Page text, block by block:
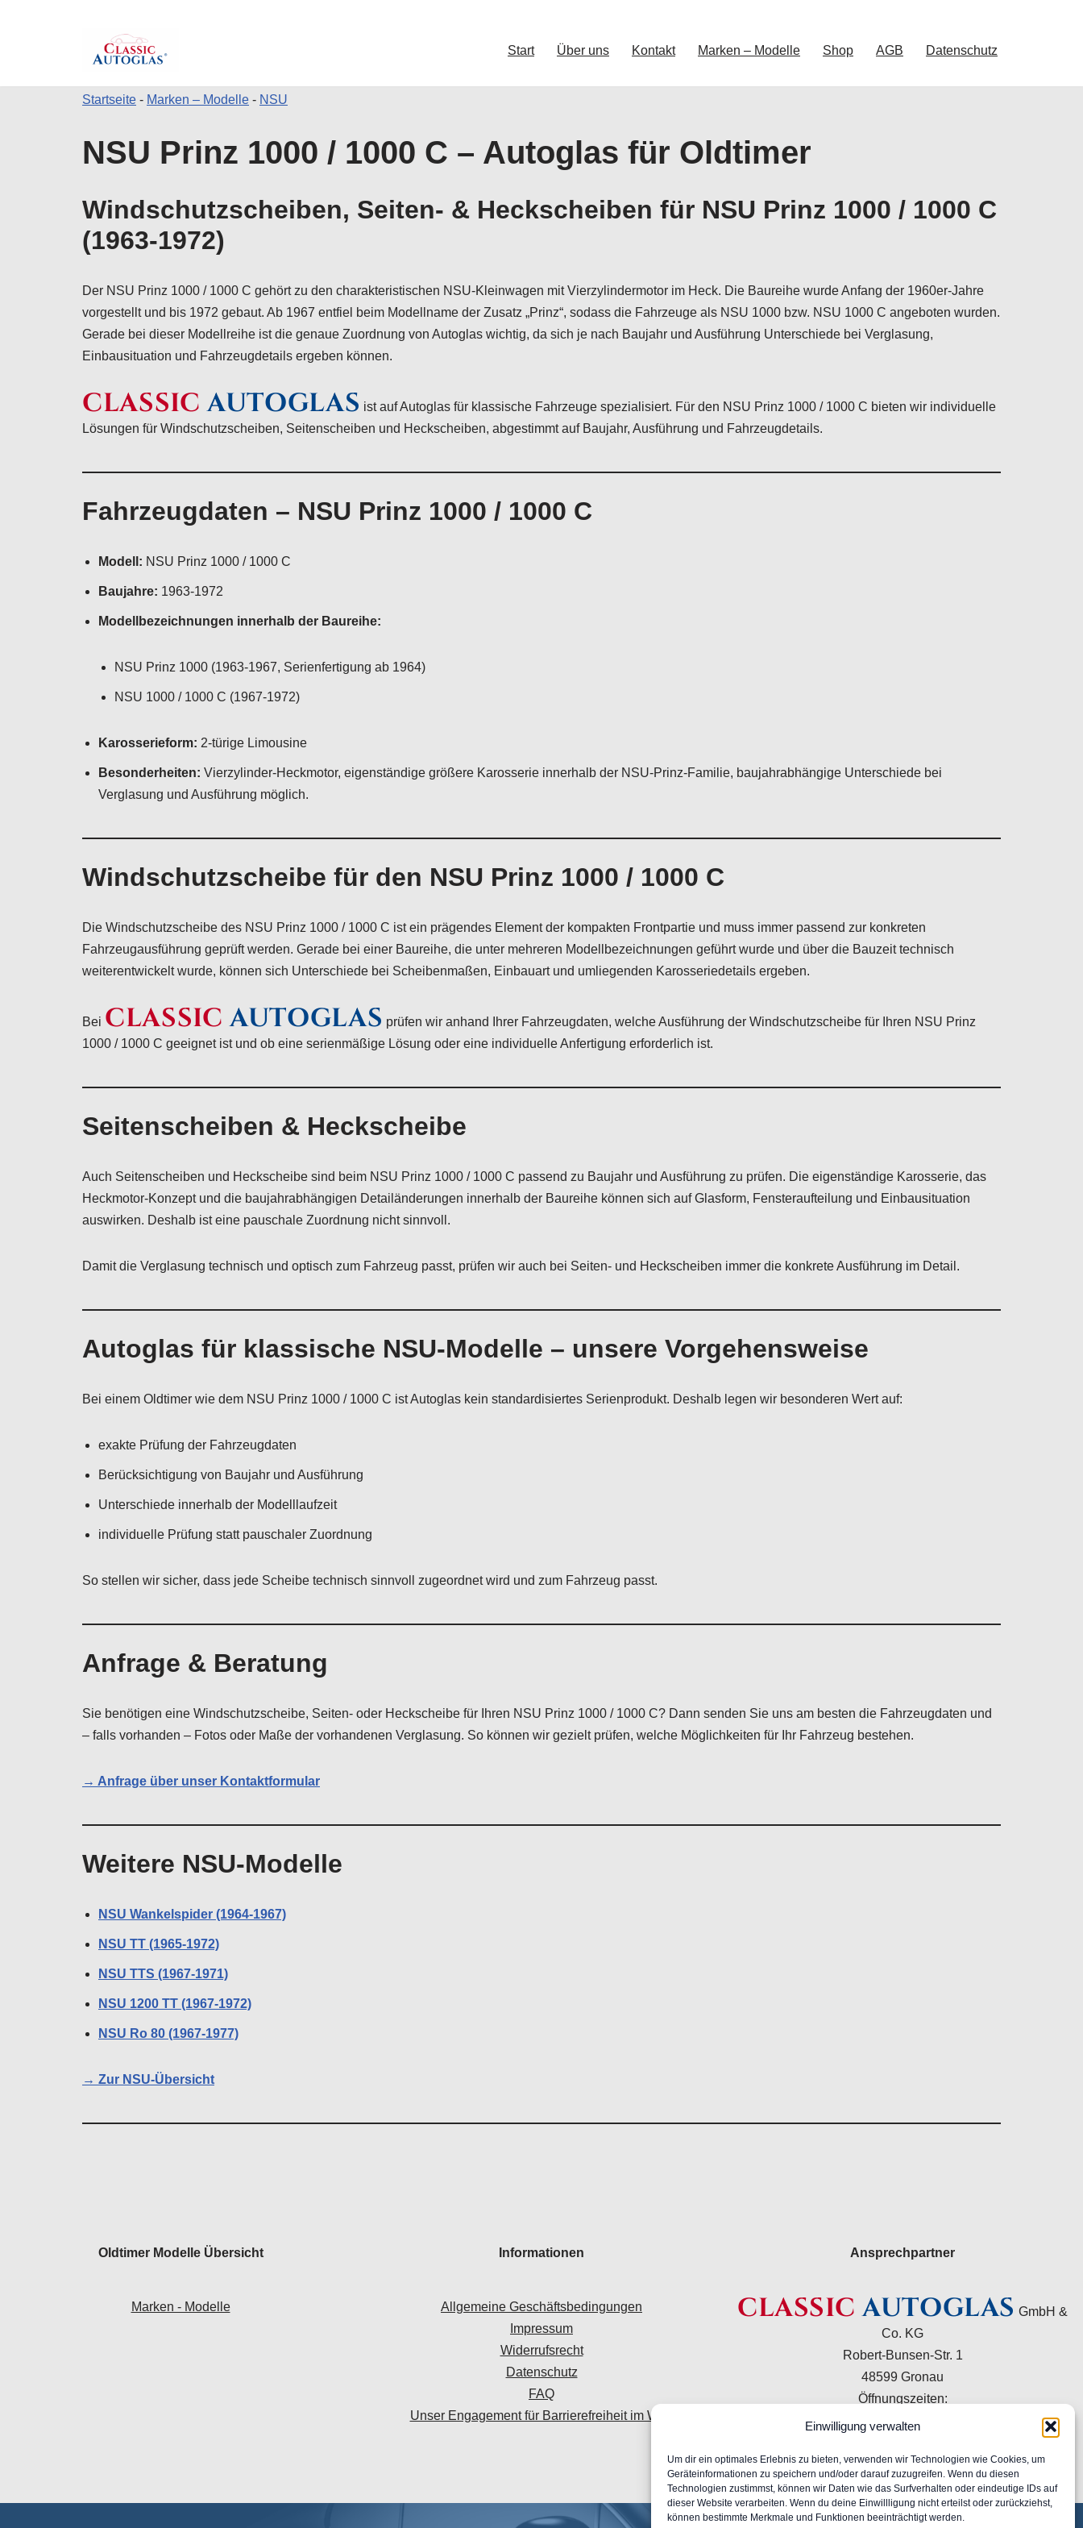
Einwilligung verwalten
Um dir ein optimales Erlebnis zu bieten, verwenden wir Technologien wie Cookies, um
Geräteinformationen zu speichern und/oder darauf zuzugreifen. Wenn du diesen
Technologien zustimmst, können wir Daten wie das Surfverhalten oder eindeutige IDs auf
dieser Website verarbeiten. Wenn du deine Einwillligung nicht erteilst oder zurückziehst,
können bestimmte Merkmale und Funktionen beeinträchtigt werden.
Start Über uns Kontakt Marken – Modelle Shop AGB Datenschutz
Startseite - Marken – Modelle - NSU
NSU Prinz 1000 / 1000 C – Autoglas für Oldtimer
Windschutzscheiben, Seiten- & Heckscheiben für NSU Prinz 1000 / 1000 C
(1963-1972)
Der NSU Prinz 1000 / 1000 C gehört zu den charakteristischen NSU-Kleinwagen mit Vierzylindermotor im Heck. Die Baureihe wurde Anfang der 1960er-Jahre
vorgestellt und bis 1972 gebaut. Ab 1967 entfiel beim Modellname der Zusatz „Prinz“, sodass die Fahrzeuge als NSU 1000 bzw. NSU 1000 C angeboten wurden.
Gerade bei dieser Modellreihe ist die genaue Zuordnung von Autoglas wichtig, da sich je nach Baujahr und Ausführung Unterschiede bei Verglasung,
Einbausituation und Fahrzeugdetails ergeben können.
CLASSIC AUTOGLAS ist auf Autoglas für klassische Fahrzeuge spezialisiert. Für den NSU Prinz 1000 / 1000 C bieten wir individuelle
Lösungen für Windschutzscheiben, Seitenscheiben und Heckscheiben, abgestimmt auf Baujahr, Ausführung und Fahrzeugdetails.
Fahrzeugdaten – NSU Prinz 1000 / 1000 C
Modell: NSU Prinz 1000 / 1000 C
Baujahre: 1963-1972
Modellbezeichnungen innerhalb der Baureihe:
NSU Prinz 1000 (1963-1967, Serienfertigung ab 1964)
NSU 1000 / 1000 C (1967-1972)
Karosserieform: 2-türige Limousine
Besonderheiten: Vierzylinder-Heckmotor, eigenständige größere Karosserie innerhalb der NSU-Prinz-Familie, baujahrabhängige Unterschiede bei
Verglasung und Ausführung möglich.
Windschutzscheibe für den NSU Prinz 1000 / 1000 C
Die Windschutzscheibe des NSU Prinz 1000 / 1000 C ist ein prägendes Element der kompakten Frontpartie und muss immer passend zur konkreten
Fahrzeugausführung geprüft werden. Gerade bei einer Baureihe, die unter mehreren Modellbezeichnungen geführt wurde und über die Bauzeit technisch
weiterentwickelt wurde, können sich Unterschiede bei Scheibenmaßen, Einbauart und umliegenden Karosseriedetails ergeben.
Bei CLASSIC AUTOGLAS prüfen wir anhand Ihrer Fahrzeugdaten, welche Ausführung der Windschutzscheibe für Ihren NSU Prinz
1000 / 1000 C geeignet ist und ob eine serienmäßige Lösung oder eine individuelle Anfertigung erforderlich ist.
Seitenscheiben & Heckscheibe
Auch Seitenscheiben und Heckscheibe sind beim NSU Prinz 1000 / 1000 C passend zu Baujahr und Ausführung zu prüfen. Die eigenständige Karosserie, das
Heckmotor-Konzept und die baujahrabhängigen Detailänderungen innerhalb der Baureihe können sich auf Glasform, Fensteraufteilung und Einbausituation
auswirken. Deshalb ist eine pauschale Zuordnung nicht sinnvoll.
Damit die Verglasung technisch und optisch zum Fahrzeug passt, prüfen wir auch bei Seiten- und Heckscheiben immer die konkrete Ausführung im Detail.
Autoglas für klassische NSU-Modelle – unsere Vorgehensweise
Bei einem Oldtimer wie dem NSU Prinz 1000 / 1000 C ist Autoglas kein standardisiertes Serienprodukt. Deshalb legen wir besonderen Wert auf:
exakte Prüfung der Fahrzeugdaten
Berücksichtigung von Baujahr und Ausführung
Unterschiede innerhalb der Modelllaufzeit
individuelle Prüfung statt pauschaler Zuordnung
So stellen wir sicher, dass jede Scheibe technisch sinnvoll zugeordnet wird und zum Fahrzeug passt.
Anfrage & Beratung
Sie benötigen eine Windschutzscheibe, Seiten- oder Heckscheibe für Ihren NSU Prinz 1000 / 1000 C? Dann senden Sie uns am besten die Fahrzeugdaten und
– falls vorhanden – Fotos oder Maße der vorhandenen Verglasung. So können wir gezielt prüfen, welche Möglichkeiten für Ihr Fahrzeug bestehen.
→ Anfrage über unser Kontaktformular
Weitere NSU-Modelle
NSU Wankelspider (1964-1967)
NSU TT (1965-1972)
NSU TTS (1967-1971)
NSU 1200 TT (1967-1972)
NSU Ro 80 (1967-1977)
→ Zur NSU-Übersicht
Oldtimer Modelle Übersicht
Marken - Modelle
Informationen
Allgemeine Geschäftsbedingungen
Impressum
Widerrufsrecht
Datenschutz
FAQ
Unser Engagement für Barrierefreiheit im Web
Ansprechpartner
CLASSIC AUTOGLAS GmbH &
Co. KG
Robert-Bunsen-Str. 1
48599 Gronau
Öffnungszeiten:
Mo–Do 09:00–16:00 Uhr
+49 2562 9949120
info@classic-autoglas.de